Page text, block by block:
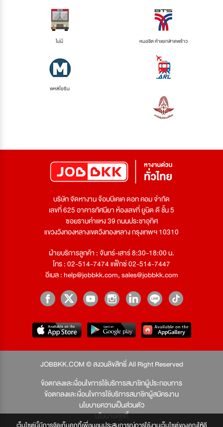
ไม่มี หมอชิต ห้าแยกลาดพร้าว
พหลโยธิน
บริษัท จัดหางาน จ๊อบบีเคเค ดอท คอม จำกัด
เลขที่ 625 อาคารทัศนียา ห้องเลขที่ ยูนิต ดี ชั้น 5
ซอยรามคำแหง 39 ถนนประชาอุทิศ
แขวงวังทองหลางเขตวังทองหลาง กรุงเทพฯ 10310
ฝ่ายบริการลูกค้า : จันทร์-เสาร์ 8:30-18:00 น.
โทร : 02-514-7474 แฟ็กซ์ 02-514-7447
อีเมล :help@jobbkk.com,sales@jobbkk.com
JOBBKK.COM © สงวนลิขสิทธิ์ All Right Reserved
ข้อตกลงและเงื่อนไขการใช้บริการสมาชิกผู้ประกอบการ
ข้อตกลงและเงื่อนไขการใช้บริการสมาชิกผู้สมัครงาน
นโยบายความเป็นส่วนตัว
นโยบายคุกกี้